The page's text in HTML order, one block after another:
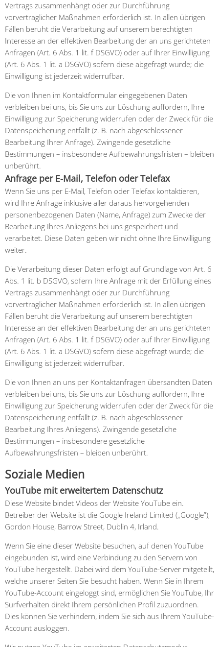
Vertrags zusammenhängt oder zur Durchführung
vorvertraglicher Maßnahmen erforderlich ist. In allen übrigen
Fällen beruht die Verarbeitung auf unserem berechtigten
Interesse an der effektiven Bearbeitung der an uns gerichteten
Anfragen (Art. 6 Abs. 1 lit. f DSGVO) oder auf Ihrer Einwilligung
(Art. 6 Abs. 1 lit. a DSGVO) sofern diese abgefragt wurde; die
Einwilligung ist jederzeit widerrufbar.
Die von Ihnen im Kontaktformular eingegebenen Daten
verbleiben bei uns, bis Sie uns zur Löschung auffordern, Ihre
Einwilligung zur Speicherung widerrufen oder der Zweck für die
Datenspeicherung entfällt (z. B. nach abgeschlossener
Bearbeitung Ihrer Anfrage). Zwingende gesetzliche
Bestimmungen – insbesondere Aufbewahrungsfristen – bleiben
unberührt.
Anfrage per E-Mail, Telefon oder Telefax
Wenn Sie uns per E-Mail, Telefon oder Telefax kontaktieren,
wird Ihre Anfrage inklusive aller daraus hervorgehenden
personenbezogenen Daten (Name, Anfrage) zum Zwecke der
Bearbeitung Ihres Anliegens bei uns gespeichert und
verarbeitet. Diese Daten geben wir nicht ohne Ihre Einwilligung
weiter.
Die Verarbeitung dieser Daten erfolgt auf Grundlage von Art. 6
Abs. 1 lit. b DSGVO, sofern Ihre Anfrage mit der Erfüllung eines
Vertrags zusammenhängt oder zur Durchführung
vorvertraglicher Maßnahmen erforderlich ist. In allen übrigen
Fällen beruht die Verarbeitung auf unserem berechtigten
Interesse an der effektiven Bearbeitung der an uns gerichteten
Anfragen (Art. 6 Abs. 1 lit. f DSGVO) oder auf Ihrer Einwilligung
(Art. 6 Abs. 1 lit. a DSGVO) sofern diese abgefragt wurde; die
Einwilligung ist jederzeit widerrufbar.
Die von Ihnen an uns per Kontaktanfragen übersandten Daten
verbleiben bei uns, bis Sie uns zur Löschung auffordern, Ihre
Einwilligung zur Speicherung widerrufen oder der Zweck für die
Datenspeicherung entfällt (z. B. nach abgeschlossener
Bearbeitung Ihres Anliegens). Zwingende gesetzliche
Bestimmungen – insbesondere gesetzliche
Aufbewahrungsfristen – bleiben unberührt.
Soziale Medien
YouTube mit erweitertem Datenschutz
Diese Website bindet Videos der Website YouTube ein.
Betreiber der Website ist die Google Ireland Limited („Google”),
Gordon House, Barrow Street, Dublin 4, Irland.
Wenn Sie eine dieser Website besuchen, auf denen YouTube
eingebunden ist, wird eine Verbindung zu den Servern von
YouTube hergestellt. Dabei wird dem YouTube-Server mitgeteilt,
welche unserer Seiten Sie besucht haben. Wenn Sie in Ihrem
YouTube-Account eingeloggt sind, ermöglichen Sie YouTube, Ihr
Surfverhalten direkt Ihrem persönlichen Profil zuzuordnen.
Dies können Sie verhindern, indem Sie sich aus Ihrem YouTube-
Account ausloggen.